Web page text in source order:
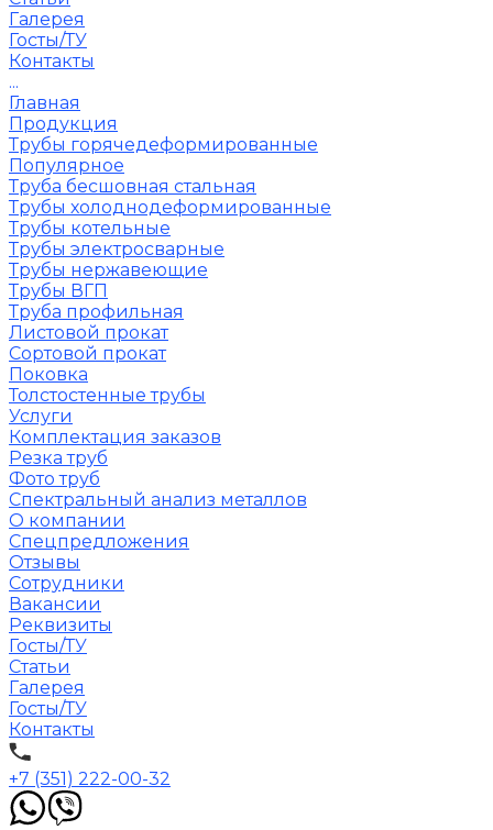
Галерея
Госты/ТУ
Контакты
...
Главная
Продукция
Трубы горячедеформированные
Популярное
Труба бесшовная стальная
Трубы холоднодеформированные
Трубы котельные
Трубы электросварные
Трубы нержавеющие
Трубы ВГП
Труба профильная
Листовой прокат
Сортовой прокат
Поковка
Толстостенные трубы
Услуги
Комплектация заказов
Резка труб
Фото труб
Спектральный анализ металлов
О компании
Спецпредложения
Отзывы
Сотрудники
Вакансии
Реквизиты
Госты/ТУ
Статьи
Галерея
Госты/ТУ
Контакты
+7 (351) 222-00-32